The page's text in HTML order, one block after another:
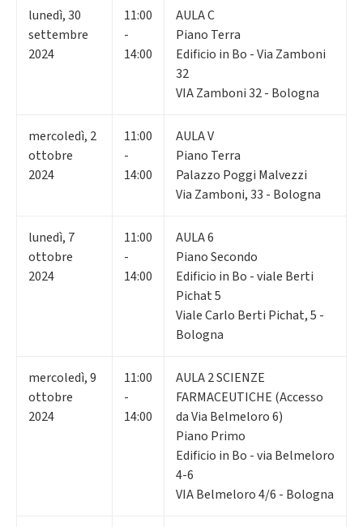
lunedì,30
settembre
2024
11:00
-
14:00
AULA C
Piano Terra
Edificio in Bo - Via Zamboni
32
VIA Zamboni 32 - Bologna
mercoledì, 2
ottobre
2024
11:00
-
14:00
AULA V
Piano Terra
Palazzo Poggi Malvezzi
Via Zamboni, 33 - Bologna
lunedì, 7
ottobre
2024
11:00
-
14:00
AULA 6
Piano Secondo
Edificio in Bo - viale Berti
Pichat 5
Viale Carlo Berti Pichat, 5 -
Bologna
mercoledì,9
ottobre
2024
11:00
-
14:00
AULA 2 SCIENZE
FARMACEUTICHE (Accesso
da Via Belmeloro 6)
Piano Primo
Edificio in Bo - via Belmeloro
4-6
VIA Belmeloro 4/6 - Bologna